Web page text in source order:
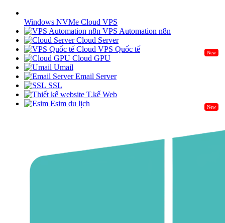
Windows NVMe Cloud VPS
VPS Automation n8n
Cloud Server
Cloud VPS Quốc tế
New
Cloud GPU
Umail
Email Server
SSL
T.kế Web
Esim du lịch
New